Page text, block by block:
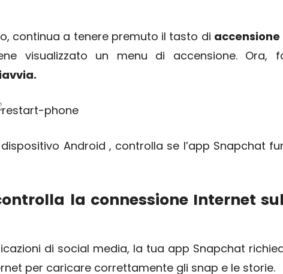
continua a tenere premuto il tasto di accensione
visualizzato un menu di accensione. Ora,
Android , controlla se l’app Snapchat
la connessione Internet
di social media, la tua app Snapchat
per caricare correttamente gli snap e le storie.